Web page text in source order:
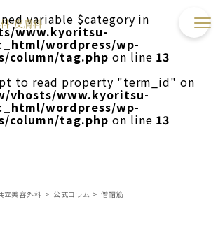
variable $category in
www.kyoritsu-
wordpress/wp-
column/tag.php on line 13
to read property "term_id" on
vhosts/www.kyoritsu-
wordpress/wp-
column/tag.php on line 13
立美容外科 > 公式コラム > 僧帽筋